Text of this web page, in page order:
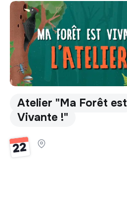
Atelier "Ma Forêt est
Vivante !"
22